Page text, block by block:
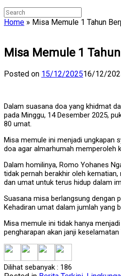
Search
for:
Home » Misa Memule 1 Tahun
Misa Memule 1
Posted on 15/12/202516/12/
Dalam suasana doa yang khidmat
pada Minggu, 14 Desember 2025,
80 umat.
Misa memule ini menjadi ungkapan
doa agar almarhumah memperoleh
Dalam homilinya, Romo Yohanes
tidak pernah berakhir oleh
dan umat untuk terus hidup dalam
Suasana misa berlangsung dengan
Kehadiran umat dalam jumlah yang
Misa memule ini tidak hanya
pengharapan akan janji
Dilihat sebanyak : 186